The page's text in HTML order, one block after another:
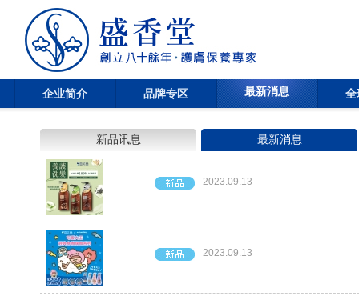
企业简介 品牌专区 最新消息 全
新品讯息 最新消息
2023.09.13
2023.09.13